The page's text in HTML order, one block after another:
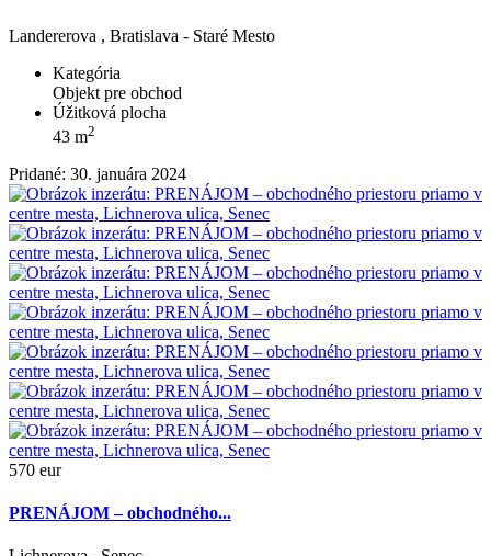
Landererova , Bratislava - Staré Mesto
Kategória
Objekt pre obchod
Úžitková plocha
43 m2
Pridané: 30. januára 2024
570 eur
PRENÁJOM – obchodného...